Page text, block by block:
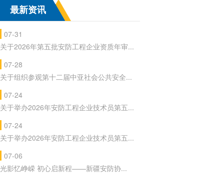
最新资讯
07-31
关于2026年第五批安防工程企业资质年审...
07-28
关于组织参观第十二届中亚社会公共安全...
07-24
关于举办2026年安防工程企业技术员第五...
07-24
关于举办2026年安防工程企业技术员第五...
07-06
光影忆峥嵘 初心启新程——新疆安防协...